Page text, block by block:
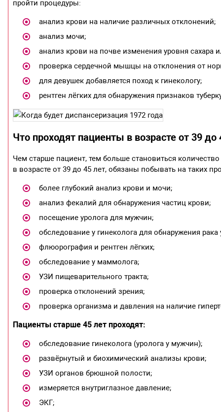
пройти процедуры:
анализ крови на наличие различных отклонений;
анализ мочи;
анализ крови на почве изменения уровня сахара
проверка сердечной мышцы на отклонения от
для девушек добавляется поход к гинекологу;
рентген лёгких для обнаружения признаков
Что проходят пациенты в возрасте от 39 до
Чем старше пациент, тем больше становиться
в возрасте от 39 до 45 лет, обязаны побывать на таких
более глубокий анализ крови и мочи;
анализ фекалий для обнаружения частиц крови;
посещение уролога для мужчин;
обследование у гинеколога для обнаружения
флюорография и рентген лёгких;
обследование у маммолога;
УЗИ пищеварительного тракта;
проверка отклонений зрения;
проверка организма и давления на наличие
Пациенты старше 45 лет проходят:
обследование гинеколога (уролога у мужчин);
развёрнутый и биохимический анализы крови;
УЗИ органов брюшной полости;
измеряется внутриглазное давление;
ЭКГ;